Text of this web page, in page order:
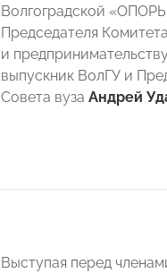
Волгоградской
Председателя
и
выпускник ВолГУ и
Совета вуза Андрей
Выступая перед